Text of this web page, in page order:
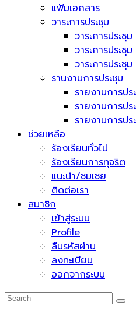
แฟ้มเอกสาร
วาระการประชุม
วาระการประชุ
วาระการประชุ
วาระการประชุ
รานงานการประชุม
รายงานการปร
รายงานการป
รายงานการป
ช่วยเหลือ
ร้องเรียนทั่วไป
ร้องเรียนการทุจริต
แนะนำ/ชมเชย
ติดต่อเรา
สมาชิก
เข้าสู่ระบบ
Profile
ลืมรหัสผ่าน
ลงทะเบียน
ออกจากระบบ